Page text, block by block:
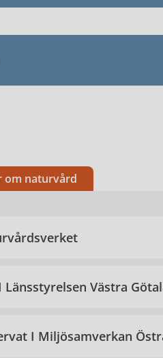
om naturvård
Västra
I Miljösamverkan